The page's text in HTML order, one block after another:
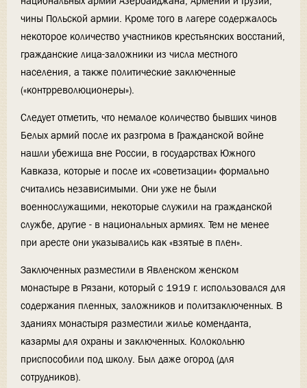
чины Польской армии. Кроме того в лагере содержалось
некоторое количество участников крестьянских восстаний,
гражданские лица-заложники из числа местного
населения, а также политические заключенные
(«контрреволюционеры»).
Следует отметить, что немалое количество бывших чинов
Белых армий после их разгрома в Гражданской войне
нашли убежища вне России, в государствах Южного
Кавказа, которые и после их «советизации» формально
считались независимыми. Они уже не были
военнослужащими, некоторые служили на гражданской
службе, другие - в национальных армиях. Тем не менее
при аресте они указывались как «взятые в плен».
Заключенных разместили в Явленском женском
монастыре в Рязани, который с 1919 г. использовался для
содержания пленных, заложников и политзаключенных. В
зданиях монастыря разместили жилье коменданта,
казармы для охраны и заключенных. Колокольню
приспособили под школу. Был даже огород (для
сотрудников).